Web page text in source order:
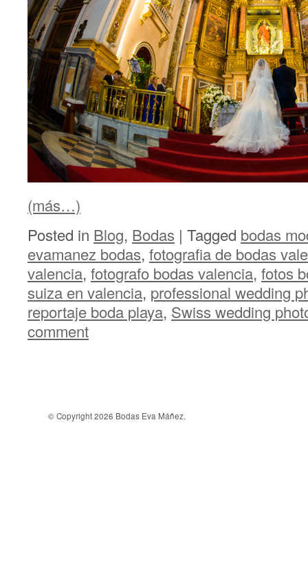
(más…)
Posted in Blog, Bodas | Tagged bodas
evamanez bodas, fotografia de bodas
valencia, fotografo bodas valencia, fotos
suiza en valencia, professional wedding
reportaje boda playa, Swiss wedding
comment
© Copyright 2026 Bodas Eva Máñez.